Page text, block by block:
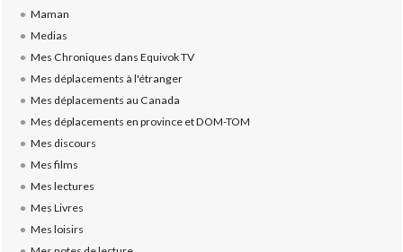
Maman
Medias
Mes Chroniques dans Equivok TV
Mes déplacements à l'étranger
Mes déplacements au Canada
Mes déplacements en province et DOM-TOM
Mes discours
Mes films
Mes lectures
Mes Livres
Mes loisirs